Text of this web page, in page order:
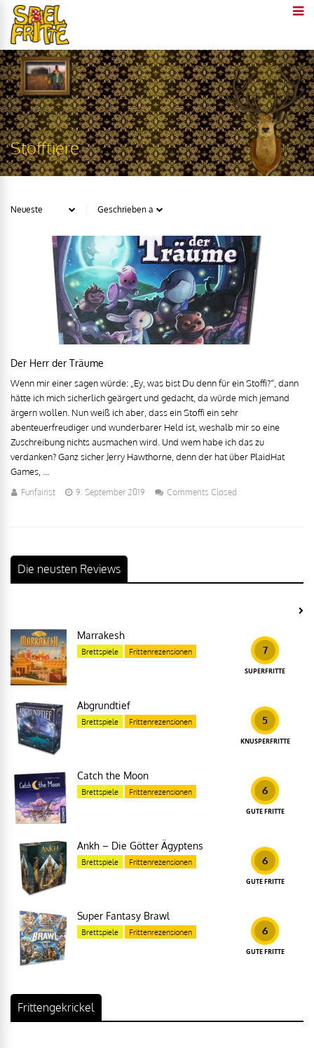
Stofftiere
Der Herr der Träume
Wenn mir einer sagen würde: „Ey, was bist Du denn für ein Stoffi?“, dann
hätte ich mich sicherlich geärgert und gedacht, da würde mich jemand
ärgern wollen. Nun weiß ich aber, dass ein Stoffi ein sehr
abenteuerfreudiger und wunderbarer Held ist, weshalb mir so eine
Zuschreibung nichts ausmachen wird. Und wem habe ich das zu
verdanken? Ganz sicher Jerry Hawthorne, denn der hat über PlaidHat
Games, ...
Funfairist 9. September 2019 Comments Closed
Die neusten Reviews
7
SUPERFRITTE
Marrakesh
Brettspiele Frittenrezensionen
5
KNUSPERFRITTE
Abgrundtief
Brettspiele Frittenrezensionen
6
GUTE FRITTE
Catch the Moon
Brettspiele Frittenrezensionen
6
GUTE FRITTE
Ankh – Die Götter Ägyptens
Brettspiele Frittenrezensionen
6
GUTE FRITTE
Super Fantasy Brawl
Brettspiele Frittenrezensionen
Frittengekrickel